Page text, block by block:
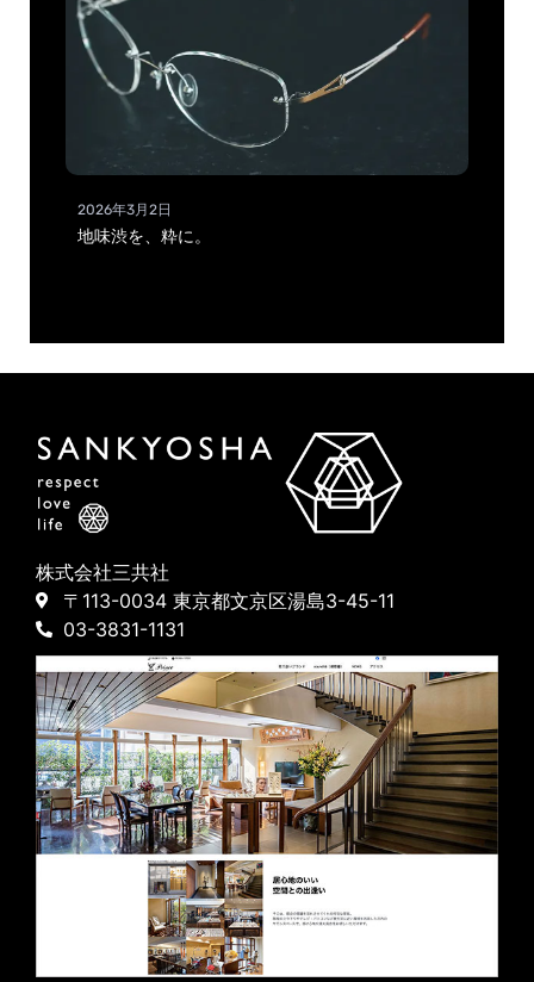
2026年3月2日
地味渋を、粋に。
株式会社三共社
〒113-0034 東京都文京区湯島3-45-11
03-3831-1131